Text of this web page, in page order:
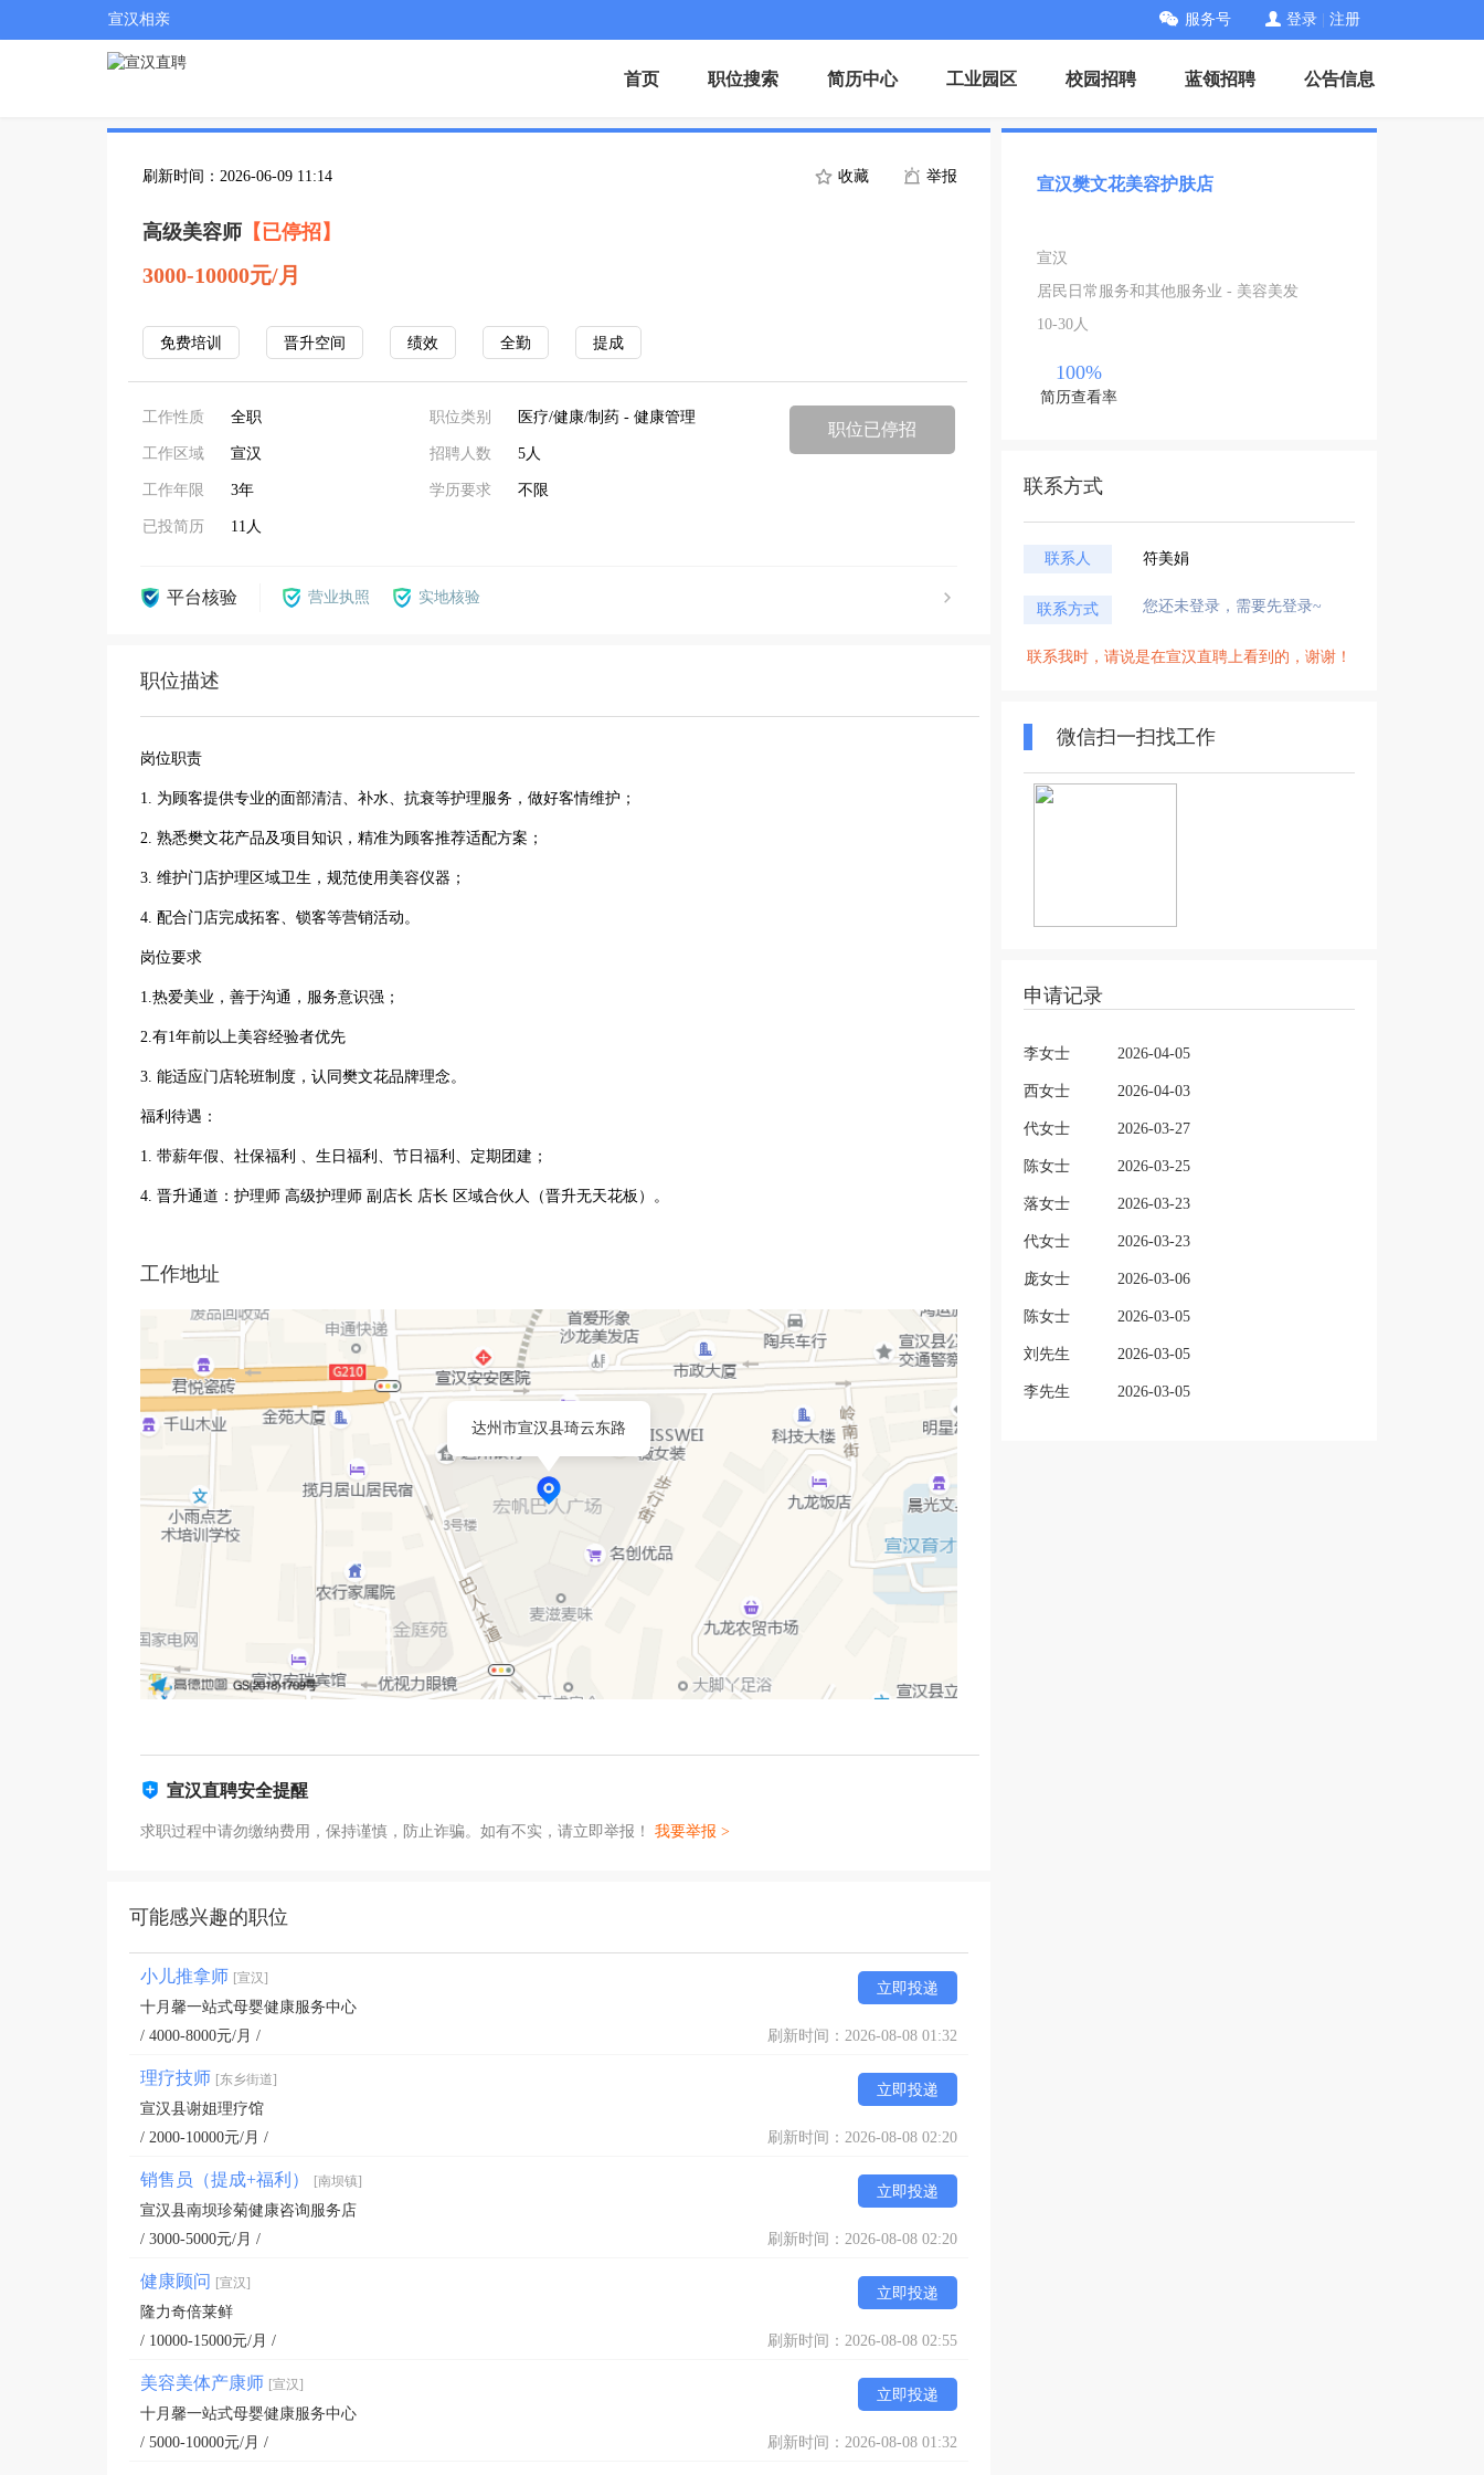
宣汉相亲 服务号 登录 注册
首页 职位搜索 简历中心 工业园区 校园招聘 蓝领招聘 公告信息
刷新时间：2026-06-09 11:14 收藏 举报
高级美容师 【已停招】
3000-10000元/月
免费培训 晋升空间 绩效 全勤 提成
工作性质 全职
工作区域 宣汉
工作年限 3年
已投简历 11人
职位类别 医疗/健康/制药 - 健康管理
招聘人数 5人
学历要求 不限
职位已停招
平台核验 营业执照 实地核验
职位描述
岗位职责
1. 为顾客提供专业的面部清洁、补水、抗衰等护理服务，做好客情维护；
2. 熟悉樊文花产品及项目知识，精准为顾客推荐适配方案；
3. 维护门店护理区域卫生，规范使用美容仪器；
4. 配合门店完成拓客、锁客等营销活动。
岗位要求
1.热爱美业，善于沟通，服务意识强；
2.有1年前以上美容经验者优先
3. 能适应门店轮班制度，认同樊文花品牌理念。
福利待遇：
1. 带薪年假、社保福利 、生日福利、节日福利、定期团建；
4. 晋升通道：护理师 高级护理师 副店长 店长 区域合伙人（晋升无天花板）。
工作地址
达州市宣汉县琦云东路
宣汉直聘安全提醒
求职过程中请勿缴纳费用，保持谨慎，防止诈骗。如有不实，请立即举报！ 我要举报 >
可能感兴趣的职位
小儿推拿师 [宣汉]
立即投递
十月馨一站式母婴健康服务中心
/ 4000-8000元/月 /
刷新时间：2026-08-08 01:32
理疗技师 [东乡街道]
立即投递
宣汉县谢姐理疗馆
/ 2000-10000元/月 /
刷新时间：2026-08-08 02:20
销售员（提成+福利） [南坝镇]
立即投递
宣汉县南坝珍菊健康咨询服务店
/ 3000-5000元/月 /
刷新时间：2026-08-08 02:20
健康顾问 [宣汉]
立即投递
隆力奇倍莱鲜
/ 10000-15000元/月 /
刷新时间：2026-08-08 02:55
美容美体产康师 [宣汉]
立即投递
十月馨一站式母婴健康服务中心
/ 5000-10000元/月 /
刷新时间：2026-08-08 01:32
宣汉樊文花美容护肤店
宣汉
居民日常服务和其他服务业 - 美容美发
10-30人
100%
简历查看率
联系方式
联系人 符美娟
联系方式 您还未登录，需要先登录~
联系我时，请说是在宣汉直聘上看到的，谢谢！
微信扫一扫找工作
申请记录
李女士 2026-04-05
西女士 2026-04-03
代女士 2026-03-27
陈女士 2026-03-25
落女士 2026-03-23
代女士 2026-03-23
庞女士 2026-03-06
陈女士 2026-03-05
刘先生 2026-03-05
李先生 2026-03-05